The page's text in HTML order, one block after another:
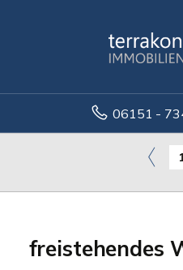
06151 -
freistehendes